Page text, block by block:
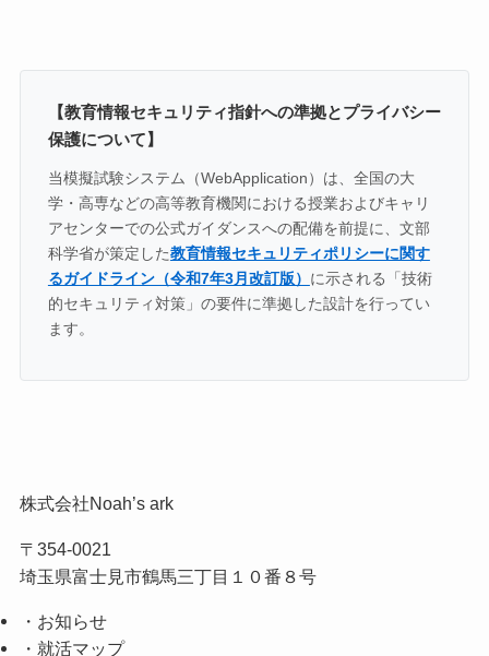
【教育情報セキュリティ指針への準拠とプライバシー
保護について】
当模擬試験システム（WebApplication）は、全国の大
学・高専などの高等教育機関における授業およびキャリ
アセンターでの公式ガイダンスへの配備を前提に、文部
科学省が策定した教育情報セキュリティポリシーに関す
るガイドライン（令和7年3月改訂版） に示される「技術
的セキュリティ対策」の要件に準拠した設計を行ってい
ます。
株式会社Noah’s ark
〒354-0021
埼玉県富士見市鶴馬三丁目１０番８号
・お知らせ
・就活マップ